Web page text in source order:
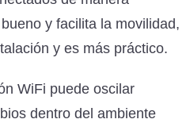
y facilita la movilidad,
y es más práctico.
WiFi puede oscilar
dentro del ambiente